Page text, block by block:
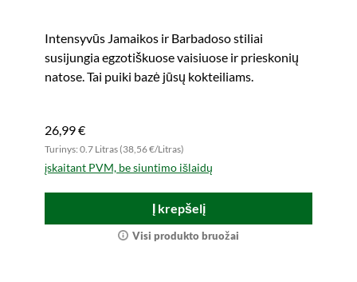
Intensyvūs Jamaikos ir Barbadoso stiliai
susijungia egzotiškuose vaisiuose ir prieskonių
natose. Tai puiki bazė jūsų kokteiliams.
26,99 €
Turinys: 0.7 Litras (38,56 €/Litras)
įskaitant PVM, be siuntimo išlaidų
Į krepšelį
Visi produkto bruožai